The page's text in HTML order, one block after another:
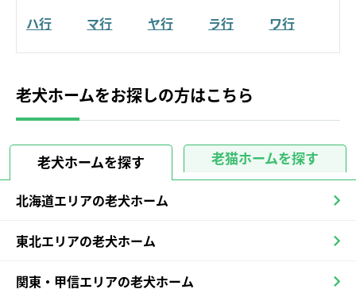
ハ行
マ行 ヤ行 ラ行 ワ行
老犬ホームをお探しの方はこちら
老犬ホームを探す 老猫ホームを探す
北海道エリアの老犬ホーム
東北エリアの老犬ホーム
関東・甲信エリアの老犬ホーム